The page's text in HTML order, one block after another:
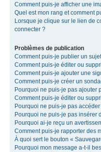
Comment puis-je afficher une
Quel est mon rang et comment
Lorsque je clique sur le lien de
connecter ?
Problèmes de publication
Comment puis-je publier un
Comment puis-je éditer ou
Comment puis-je ajouter une
Comment puis-je créer un
Pourquoi ne puis-je pas ajouter
Comment puis-je éditer ou
Pourquoi ne puis-je pas
Pourquoi ne puis-je pas insérer
Pourquoi ai-je reçu un
Comment puis-je rapporter des
À quoi sert le bouton «
Pourquoi mon message a-t-il